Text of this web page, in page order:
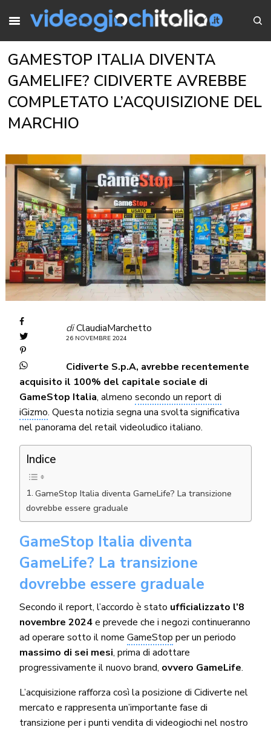
GAMESTOP ITALIA DIVENTA
GAMELIFE? CIDIVERTE AVREBBE
COMPLETATO L’ACQUISIZIONE DEL
MARCHIO
diClaudiaMarchetto
26 NOVEMBRE 2024
Cidiverte S.p.A, avrebbe recentemente
acquisito il 100% del capitale sociale di
GameStop Italia, almenosecondo un report di
iGizmo. Questa notizia segna una svolta significativa
nel panorama del retail videoludico italiano.
Indice
GameStop Italia diventa GameLife? La transizione
dovrebbe essere graduale
GameStop Italia diventa
GameLife? La transizione
dovrebbe essere graduale
Secondo il report, l’accordo è stato ufficializzato l’8
novembre 2024e prevede che i negozi continueranno
ad operare sotto il nomeGameStop per un periodo
massimo di sei mesi, prima di adottare
progressivamente il nuovo brand, ovvero GameLife.
L’acquisizione rafforza così la posizione di Cidiverte nel
mercato e rappresenta un’importante fase di
transizione per i punti vendita di videogiochi nel nostro